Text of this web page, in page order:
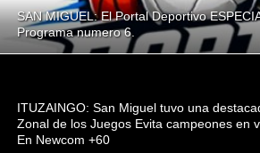
SAN MIGUEL: El Portal Deportivo
Programa numero 6.
ITUZAINGO: San Miguel tuvo una
Zonal de los Juegos Evita campeones en
En Newcom +60